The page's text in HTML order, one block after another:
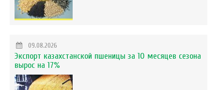
09.08.2026
Экспорт казахстанской пшеницы за 10 месяцев сезона
вырос на 17%